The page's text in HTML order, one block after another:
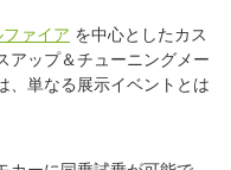
ァイア を中心としたカス
アップ＆チューニングメー
、単なる展示イベントとは